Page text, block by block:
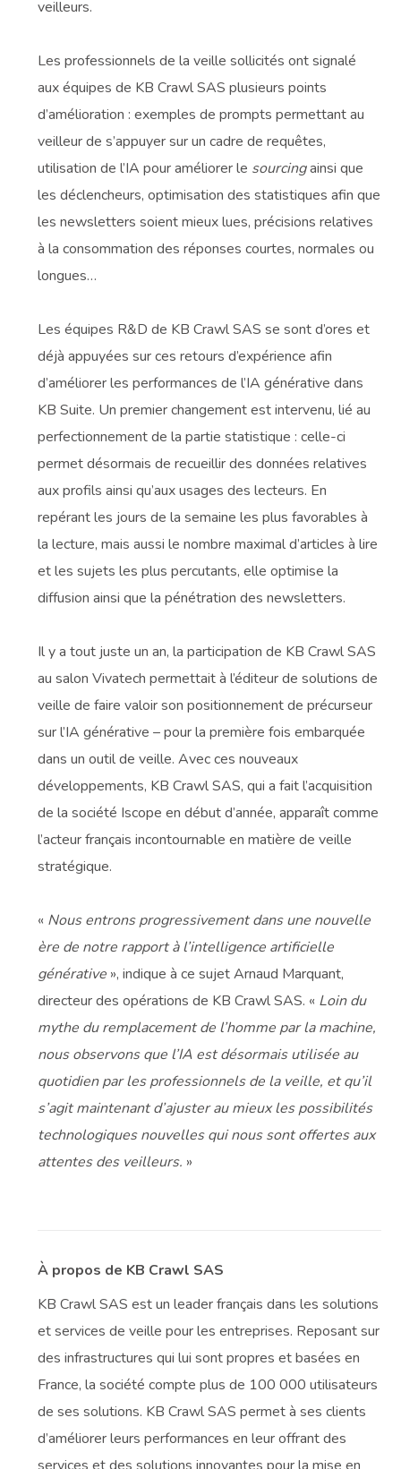
veilleurs.
Les professionnels de la veille sollicités ont signalé
aux équipes de KB Crawl SAS plusieurs points
d’amélioration : exemples de prompts permettant au
veilleur de s’appuyer sur un cadre de requêtes,
utilisation de l’IA pour améliorer le sourcingainsi que
les déclencheurs, optimisation des statistiques afin que
les newsletters soient mieux lues, précisions relatives
à la consommation des réponses courtes, normales ou
longues…
Les équipes R&D de KB Crawl SAS se sont d’ores et
déjà appuyées sur ces retours d’expérience afin
d’améliorer les performances de l’IA générative dans
KB Suite. Un premier changement est intervenu, lié au
perfectionnement de la partie statistique : celle-ci
permet désormais de recueillir des données relatives
aux profils ainsi qu’aux usages des lecteurs. En
repérant les jours de la semaine les plus favorables à
la lecture, mais aussi le nombre maximal d’articles à lire
et les sujets les plus percutants, elle optimise la
diffusion ainsi que la pénétration des newsletters.
Il y a tout juste un an, la participation de KB Crawl SAS
au salon Vivatech permettait à l’éditeur de solutions de
veille de faire valoir son positionnement de précurseur
sur l’IA générative – pour la première fois embarquée
dans un outil de veille. Avec ces nouveaux
développements, KB Crawl SAS, qui a fait l’acquisition
de la société Iscope en début d’année, apparaît comme
l’acteur français incontournable en matière de veille
stratégique.
« Nous entrons progressivement dans une nouvelle
ère de notre rapport à l’intelligence artificielle
générative », indique à ce sujet Arnaud Marquant,
directeur des opérations de KB Crawl SAS. « Loin du
mythe du remplacement de l’homme par la machine,
nous observons que l’IA est désormais utilisée au
quotidien par les professionnels de la veille, et qu’il
s’agit maintenant d’ajuster au mieux les possibilités
technologiques nouvelles qui nous sont offertes aux
attentes des veilleurs. »
À propos de KB Crawl SAS
KB Crawl SAS est un leader français dans les solutions
et services de veille pour les entreprises. Reposant sur
des infrastructures qui lui sont propres et basées en
France, la société compte plus de 100 000 utilisateurs
de ses solutions. KB Crawl SAS permet à ses clients
d’améliorer leurs performances en leur offrant des